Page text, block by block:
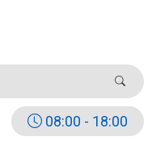
08:00 - 18:00